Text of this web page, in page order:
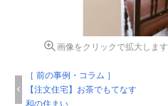
画像をクリックで拡大します
［ 前の事例・コラム ］
【注文住宅】お茶でもてなす
和の住まい